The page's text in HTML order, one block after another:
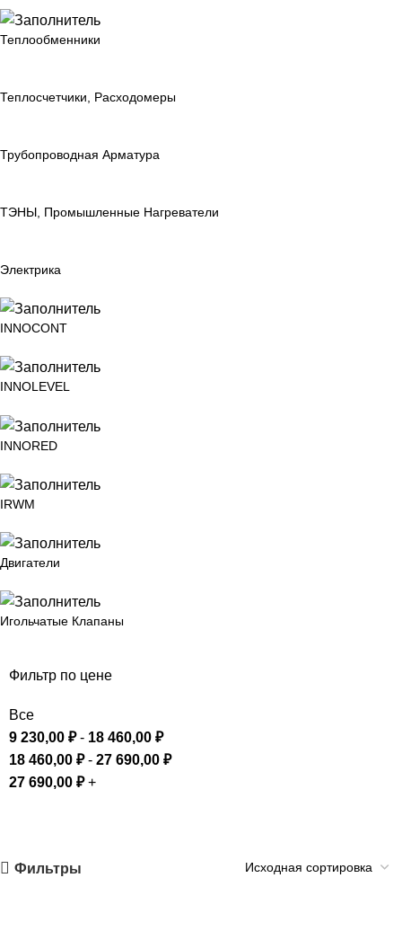
Теплообменники
Теплосчетчики, Расходомеры
Трубопроводная Арматура
ТЭНЫ, Промышленные Нагреватели
Электрика
INNOCONT
INNOLEVEL
INNORED
IRWM
Двигатели
Игольчатые Клапаны
Фильтр по цене
Все
9 230,00 ₽- 18 460,00 ₽
18 460,00 ₽- 27 690,00 ₽
27 690,00 ₽+
Фильтры